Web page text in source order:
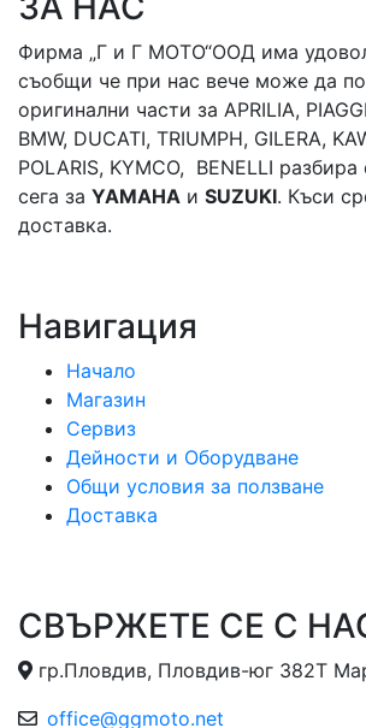
Фирма „Г и Г МОТО“ООД има
съобщи че при нас вече може да
оригинални части за APRILIA,
BMW, DUCATI, TRIUMPH, GILERA,
POLARIS, KYMCO, BENELLI
сега за YAMAHA и SUZUKI. Къси
доставка.
Навигация
Начало
Магазин
Сервиз
Дейности и Оборудване
Общи условия за ползване
Доставка
СВЪРЖЕТЕ СЕ С
гр.Пловдив, Пловдив-юг 382Т
office@ggmoto.net